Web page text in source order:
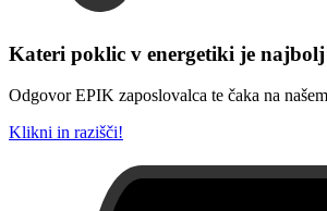
Kateri poklic v energetiki je
Odgovor EPIK zaposlovalca te čaka na
Klikni in razišči!